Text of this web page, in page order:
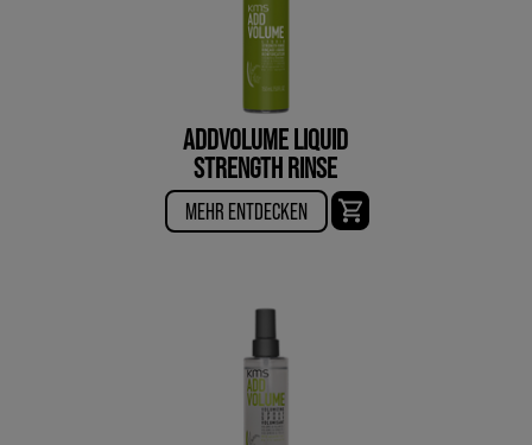
ADDVOLUME LIQUID
STRENGTH RINSE
MEHR ENTDECKEN